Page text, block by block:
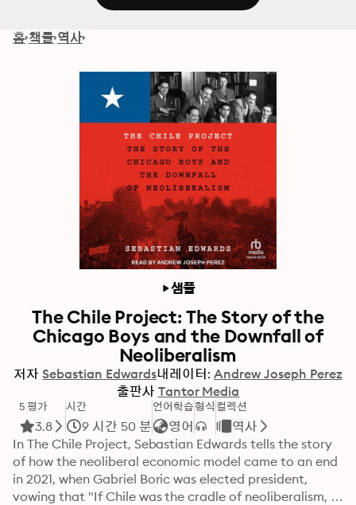
홈 책들 역사
샘플
The Chile Project: The Story of the
Chicago Boys and the Downfall of
Neoliberalism
저자 Sebastian Edwards내레이터: Andrew Joseph Perez
출판사 Tantor Media
5 평가
3.8
시간
9 시간 50 분
언어학습
영어
형식 컬렉션
역사
In The Chile Project, Sebastian Edwards tells the story
of how the neoliberal economic model came to an end
in 2021, when Gabriel Boric was elected president,
vowing that "If Chile was the cradle of neoliberalism, it